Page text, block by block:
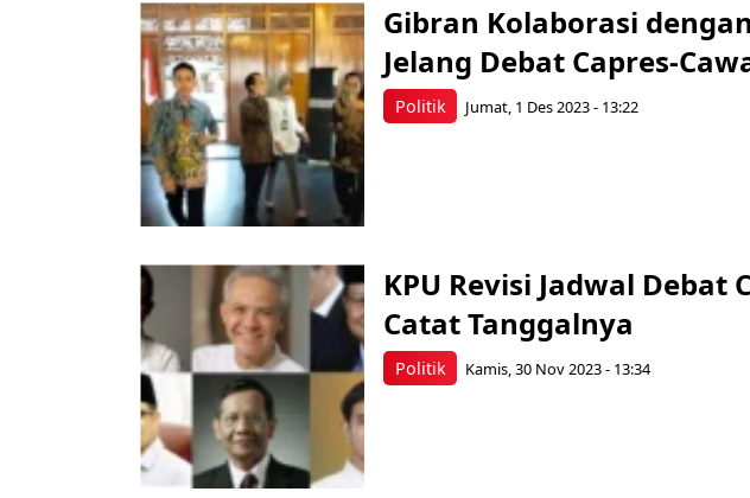
Politik
Gibran Kolaborasi
Jelang Debat Capres-
Jumat, 1 Des 2023 - 13:22
Politik
KPU Revisi Jadwal Debat
Catat Tanggalnya
Kamis, 30 Nov 2023 - 13:34